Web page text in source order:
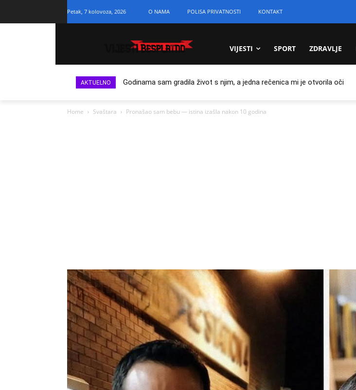
Petak, 7 kolovoza, 2026 O NAMA POLISA PRIVATNOSTI KONTAKT
VIJESTI SPORT ZDRAVLJE
AKTUELNO Godinama sam gradila život s njim, a jedna rečenica mi je otvorila oči
Home Svaštara Pronašao sam bebu — istina izašla nakon 10 godina